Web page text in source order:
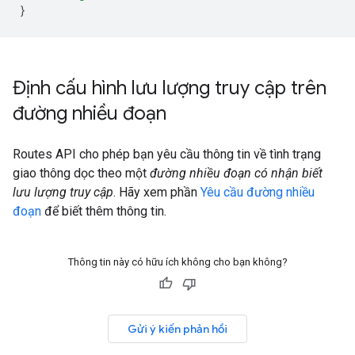
}
Định cấu hình lưu lượng truy cập trên
đường nhiều đoạn
Routes API cho phép bạn yêu cầu thông tin về tình trạng
giao thông dọc theo một đường nhiều đoạn có nhận biết
lưu lượng truy cập. Hãy xem phần Yêu cầu đường nhiều
đoạn để biết thêm thông tin.
Thông tin này có hữu ích không cho bạn không?
Gửi ý kiến phản hồi